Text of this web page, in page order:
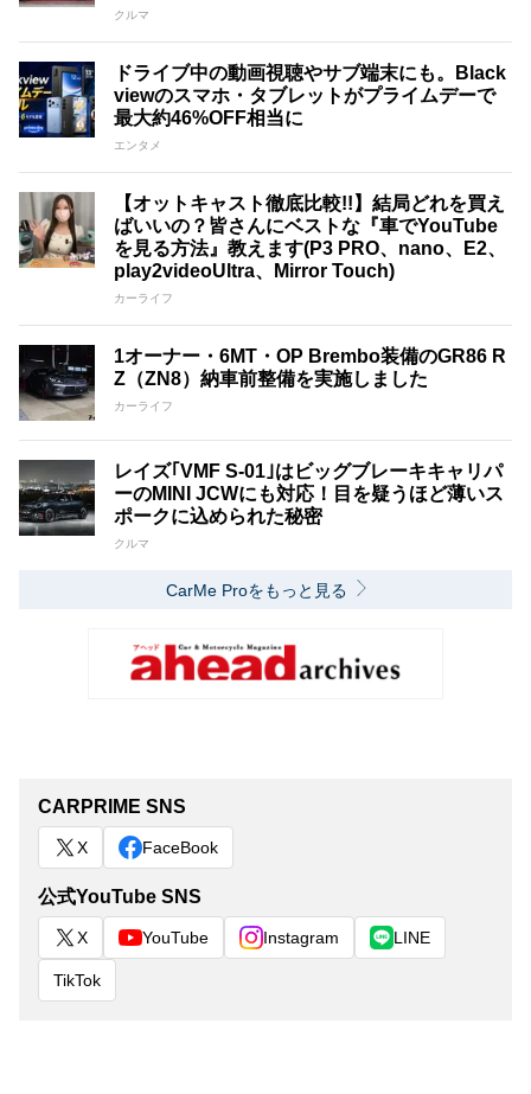
クルマ
ドライブ中の動画視聴やサブ端末にも。Black
viewのスマホ・タブレットがプライムデーで
最大約46%OFF相当に
エンタメ
【オットキャスト徹底比較!!】結局どれを買え
ばいいの？皆さんにベストな『車でYouTube
を見る方法』教えます(P3 PRO、nano、E2、
play2videoUltra、Mirror Touch)
カーライフ
1オーナー・6MT・OP Brembo装備のGR86 R
Z（ZN8）納車前整備を実施しました
カーライフ
レイズ｢VMF S-01｣はビッグブレーキキャリパ
ーのMINI JCWにも対応！目を疑うほど薄いス
ポークに込められた秘密
クルマ
CarMe Proをもっと見る
CARPRIME SNS
X FaceBook
公式YouTube SNS
X YouTube Instagram LINE
TikTok